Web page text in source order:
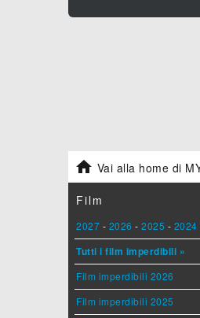
 Vai alla home di
Film
2027 - 2026 - 2025 - 2024
Tutti i film imperdibili »
Film imperdibili 2026
Film imperdibili 2025